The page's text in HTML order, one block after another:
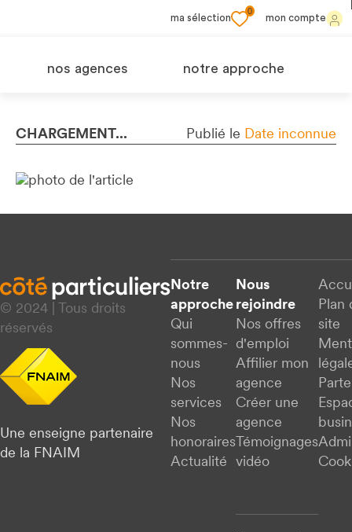
ma sélection
0
mon compte
nos agences notre approche
CHARGEMENT... Publié le Date inconnue
© 2024 | Tous droits
réservés
Une enseigne partenaire
de la FNAIM
Notre
approche
Qui
sommes-
nous
Nos
services
Nos
honoraires
Actualité
Nous
rejoindre
Nos offres
d'emploi
Affilier mon
agence
Créer une
agence
Témoignages
vidéo
Plan
site